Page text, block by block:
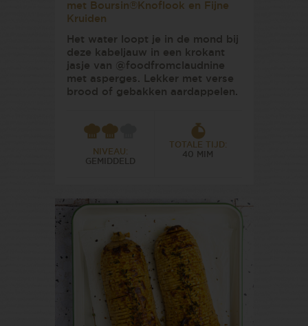
met Boursin®Knoflook en Fijne
Kruiden
Het water loopt je in de mond bij
deze kabeljauw in een krokant
jasje van @foodfromclaudnine
met asperges. Lekker met verse
brood of gebakken aardappelen.
NIVEAU:
GEMIDDELD
TOTALE TIJD:
40 MIM